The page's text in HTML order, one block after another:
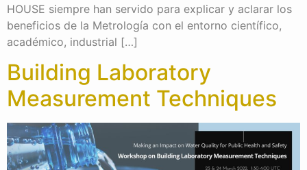
HOUSE siempre han servido para explicar y aclarar los
beneficios de la Metrología con el entorno científico,
académico, industrial […]
Building Laboratory
Measurement Techniques